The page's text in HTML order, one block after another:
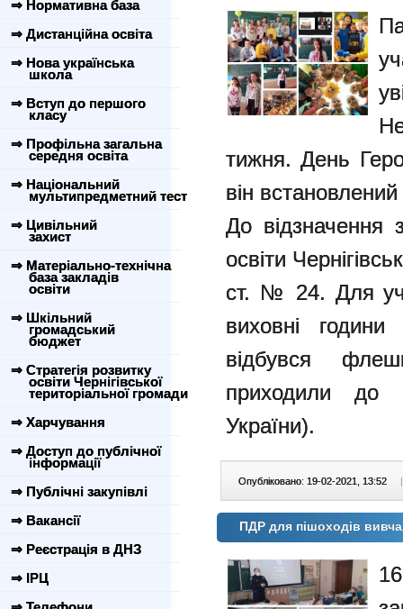
⇒ Нормативна база
⇒ Дистанційна освіта
⇒ Нова українська
школа
⇒ Вступ до першого
класу
⇒ Профільна загальна
середня освіта
⇒ Національний
мультипредметний тест
⇒ Цивільний
захист
⇒ Матеріально-технічна
база закладів
освіти
⇒ Шкільний
громадський
бюджет
⇒ Стратегія розвитку
освіти Чернігівської
територіальної громади
⇒ Харчування
⇒ Доступ до публічної
інформації
⇒ Публічні закупівлі
⇒ Вакансії
⇒ Реєстрація в ДНЗ
⇒ ІРЦ
тижня. День
він
До відзначення
освіти
ст. № 24. Для
виховні
відбувся
приходили до
України).
Опубліковано: 19-02-2021, 13:52 |
ПДР для пішоходів